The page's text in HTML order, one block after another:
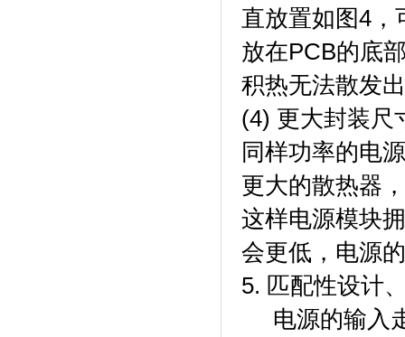
直放置如图4，
放在PCB的底
积热无法散发
(4) 更大封装尺
同样功率的电
更大的散热器
这样电源模块
会更低，电源
5. 匹配性设计
电源的输入